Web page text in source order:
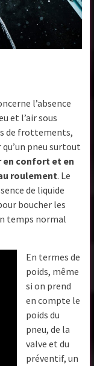
l’absence
et l’air sous
de frottements,
pneu surtout
en confort et en
roulement. Le
de liquide
boucher les
temps normal
En termes de
poids, même
si on prend
en compte le
poids du
pneu, de la
valve et du
préventif, un